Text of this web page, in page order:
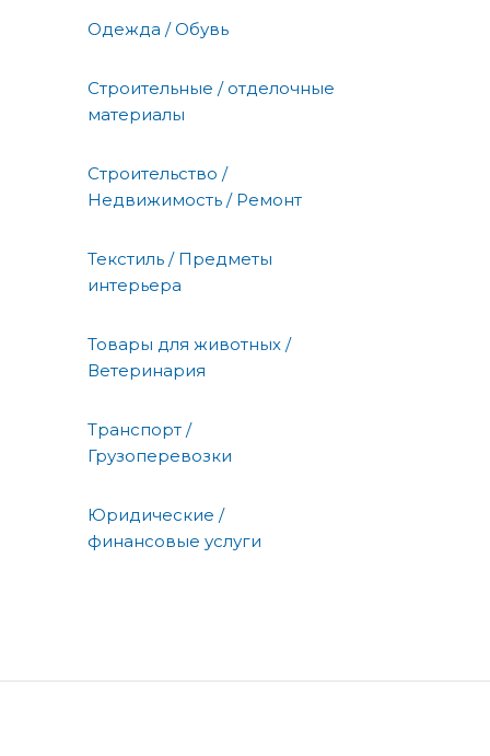
Одежда / Обувь
Строительные / отделочные
материалы
Строительство /
Недвижимость / Ремонт
Текстиль / Предметы
интерьера
Товары для животных /
Ветеринария
Транспорт /
Грузоперевозки
Юридические /
финансовые услуги